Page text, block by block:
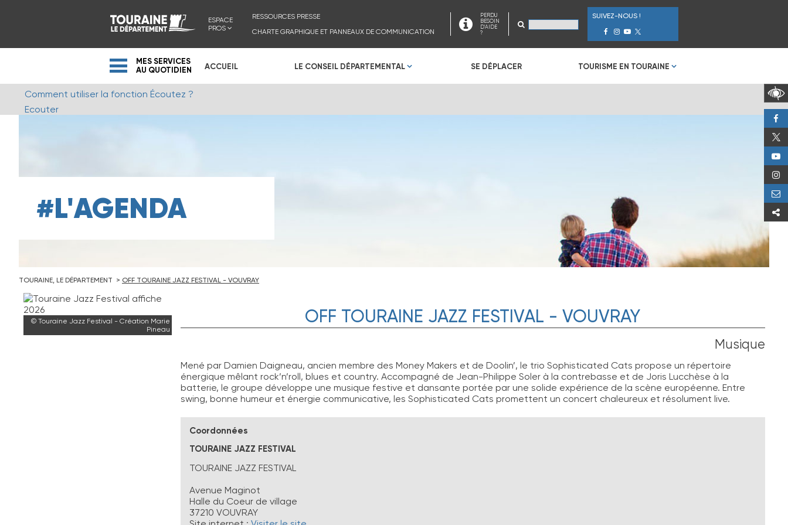
ESPACE
PROS
RESSOURCES PRESSE
CHARTE GRAPHIQUE ET PANNEAUX DE COMMUNICATION
PERDU
BESOIN
D'AIDE
?
SUIVEZ-NOUS !
MES SERVICES
AU QUOTIDIEN
ACCUEIL LE CONSEIL DÉPARTEMENTAL SE DÉPLACER TOURISME EN TOURAINE
Comment utiliser la fonction Écoutez ?
Ecouter
#L'AGENDA
TOURAINE, LE DÉPARTEMENT OFF TOURAINE JAZZ FESTIVAL - VOUVRAY
© Touraine Jazz Festival - Création Marie
Pineau
OFF TOURAINE JAZZ FESTIVAL - VOUVRAY
Musique
Mené par Damien Daigneau, ancien membre des Money Makers et de Doolin’, le trio Sophisticated Cats propose un répertoire
énergique mêlant rock’n’roll, blues et country. Accompagné de Jean-Philippe Soler à la contrebasse et de Joris Lucchèse à la
batterie, le groupe développe une musique festive et dansante portée par une solide expérience de la scène européenne. Entre
swing, bonne humeur et énergie communicative, les Sophisticated Cats promettent un concert chaleureux et résolument live.
Coordonnées
TOURAINE JAZZ FESTIVAL
TOURAINE JAZZ FESTIVAL
Avenue Maginot
Halle du Coeur de village
37210 VOUVRAY